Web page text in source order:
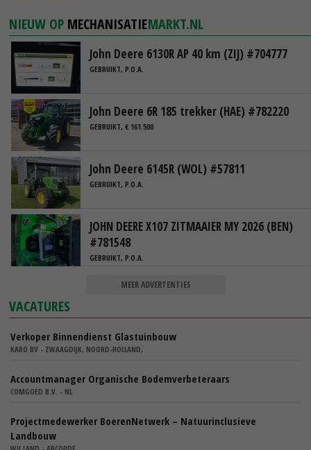
NIEUW OP MECHANISATIEMARKT.NL
John Deere 6130R AP 40 km (ZIJ) #704777
GEBRUIKT, P.O.A.
John Deere 6R 185 trekker (HAE) #782220
GEBRUIKT, € 161.500
John Deere 6145R (WOL) #57811
GEBRUIKT, P.O.A.
JOHN DEERE X107 ZITMAAIER MY 2026 (BEN)
#781548
GEBRUIKT, P.O.A.
MEER ADVERTENTIES
VACATURES
Verkoper Binnendienst Glastuinbouw
KARO BV - ZWAAGDIJK, NOORD-HOLLAND,
Accountmanager Organische Bodemverbeteraars
COMGOED B.V. - NL
Projectmedewerker BoerenNetwerk – Natuurinclusieve
Landbouw